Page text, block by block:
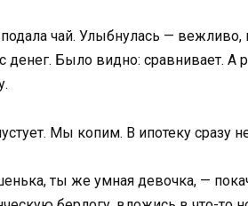
чай. Улыбнулась —
денег. Было видно: сравнивает. А
Мы копим. В ипотеку сразу
ты же умная девочка, —